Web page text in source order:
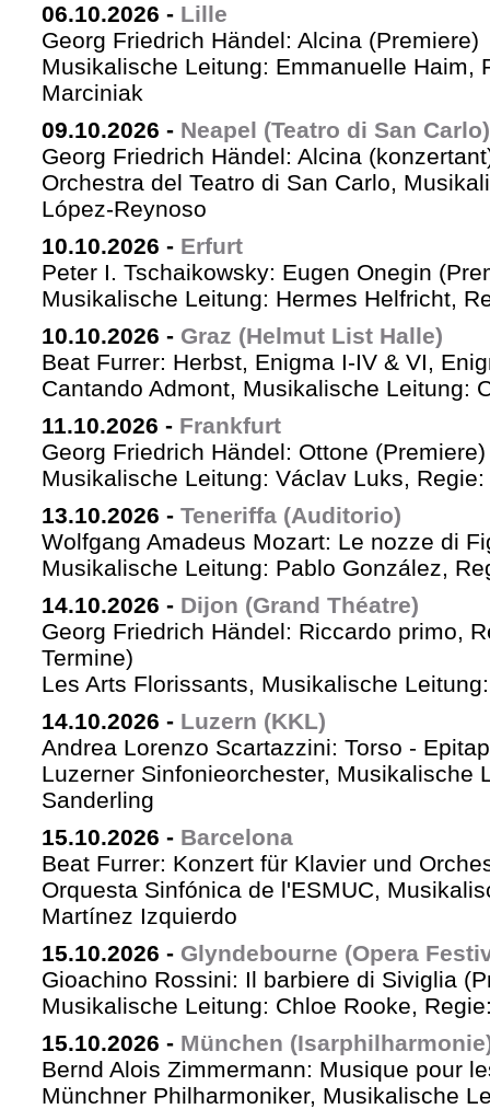
06.10.2026 - Lille
Georg Friedrich Händel: Alcina (Premiere)
Musikalische Leitung: Emmanuelle Haim,
Marciniak
09.10.2026 - Neapel (Teatro di San Carlo)
Georg Friedrich Händel: Alcina
Orchestra del Teatro di San Carlo,
López-Reynoso
10.10.2026 - Erfurt
Peter I. Tschaikowsky: Eugen Onegin
Musikalische Leitung: Hermes Helfricht,
10.10.2026 - Graz (Helmut List Halle)
Beat Furrer: Herbst, Enigma I-IV & VI,
Cantando Admont, Musikalische Leitung:
11.10.2026 - Frankfurt
Georg Friedrich Händel: Ottone (Premiere)
Musikalische Leitung: Václav Luks,
13.10.2026 - Teneriffa (Auditorio)
Wolfgang Amadeus Mozart: Le nozze di
Musikalische Leitung: Pablo González,
14.10.2026 - Dijon (Grand Théatre)
Georg Friedrich Händel: Riccardo primo,
Termine)
Les Arts Florissants, Musikalische
14.10.2026 - Luzern (KKL)
Andrea Lorenzo Scartazzini: Torso -
Luzerner Sinfonieorchester, Musikalische
Sanderling
15.10.2026 - Barcelona
Beat Furrer: Konzert für Klavier und
Orquesta Sinfónica de l'ESMUC,
Martínez Izquierdo
15.10.2026 - Glyndebourne (Opera
Gioachino Rossini: Il barbiere di Siviglia
Musikalische Leitung: Chloe Rooke,
15.10.2026 - München
Bernd Alois Zimmermann: Musique pour
Münchner Philharmoniker, Musikalische